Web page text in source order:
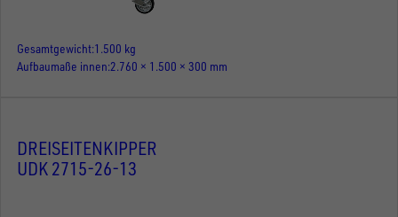
Gesamtgewicht 1.500 kg
Aufbaumaße innen 2.760 × 1.500 × 300 mm
DREISEITENKIPPER
UDK 2715-26-13